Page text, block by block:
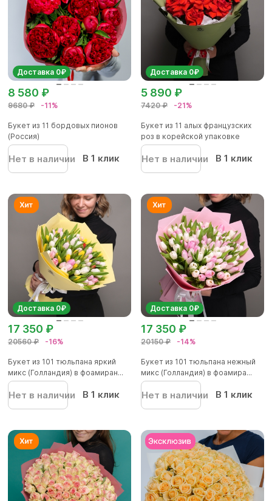
Доставка 0₽
9680 ₽ -11%
8 580 ₽
Букет из 11 бордовых пионов
(Россия)
Нет в наличии В 1 клик
Доставка 0₽
7420 ₽ -21%
5 890 ₽
Букет из 11 алых французских
роз в корейской упаковке
Нет в наличии В 1 клик
Доставка 0₽
20560 ₽ -16%
17 350 ₽
Букет из 101 тюльпана яркий
микс (Голландия) в фоамиран...
Нет в наличии В 1 клик
Доставка 0₽
20150 ₽ -14%
17 350 ₽
Букет из 101 тюльпана нежный
микс (Голландия) в фоамира...
Нет в наличии В 1 клик